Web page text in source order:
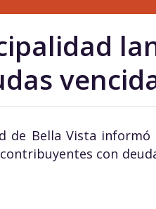
de Bella Vista
con